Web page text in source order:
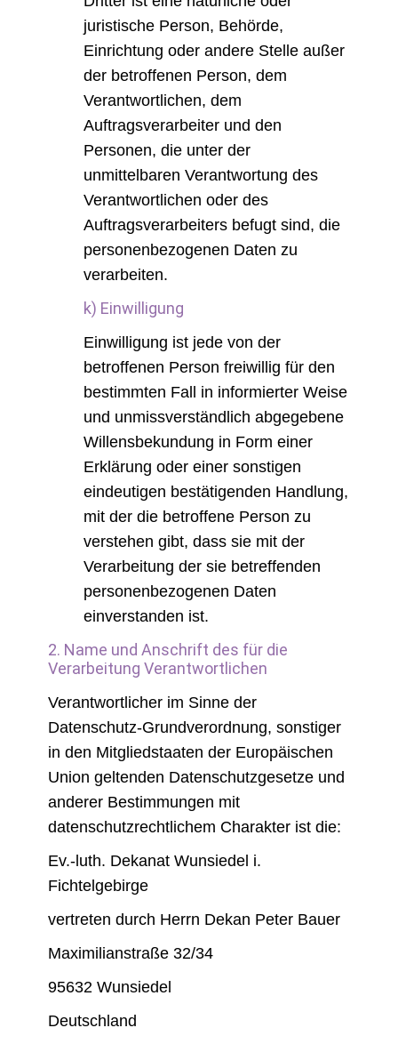
juristische Person, Behörde,
Einrichtung oder andere Stelle außer
der betroffenen Person, dem
Verantwortlichen, dem
Auftragsverarbeiter und den
Personen, die unter der
unmittelbaren Verantwortung des
Verantwortlichen oder des
Auftragsverarbeiters befugt sind, die
personenbezogenen Daten zu
verarbeiten.
k) Einwilligung
Einwilligung ist jede von der
betroffenen Person freiwillig für den
bestimmten Fall in informierter Weise
und unmissverständlich abgegebene
Willensbekundung in Form einer
Erklärung oder einer sonstigen
eindeutigen bestätigenden Handlung,
mit der die betroffene Person zu
verstehen gibt, dass sie mit der
Verarbeitung der sie betreffenden
personenbezogenen Daten
einverstanden ist.
2. Name und Anschrift des für die
Verarbeitung Verantwortlichen
Verantwortlicher im Sinne der
Datenschutz-Grundverordnung, sonstiger
in den Mitgliedstaaten der Europäischen
Union geltenden Datenschutzgesetze und
anderer Bestimmungen mit
datenschutzrechtlichem Charakter ist die:
Ev.-luth. Dekanat Wunsiedel i.
Fichtelgebirge
vertreten durch Herrn Dekan Peter Bauer
Maximilianstraße 32/34
95632 Wunsiedel
Deutschland